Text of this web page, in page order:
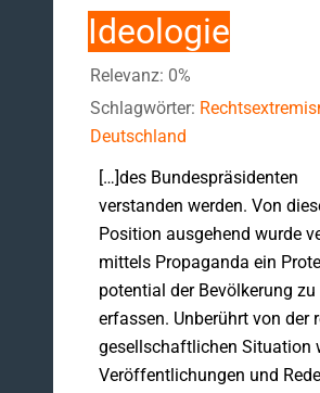
Ideologie
Relevanz: 0%
Schlagwörter:
Deutschland
[…]des Bundes­präsidenten
verstanden werden. Von
Position ausgehend wurde
mittels Propaganda ein
potential der Bevölkerung zu
erfassen. Unberührt von der
gesellschaftlichen Situation
Veröffentlichungen und